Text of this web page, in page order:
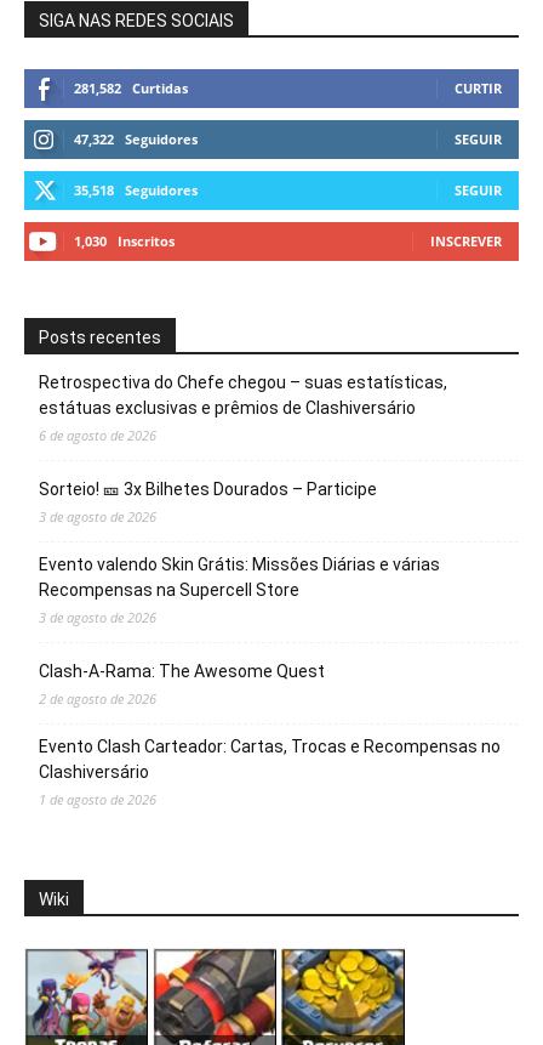
SIGA NAS REDES SOCIAIS
281,582 Curtidas CURTIR
47,322 Seguidores SEGUIR
35,518 Seguidores SEGUIR
1,030 Inscritos INSCREVER
Posts recentes
Retrospectiva do Chefe chegou – suas estatísticas,
estátuas exclusivas e prêmios de Clashiversário
6 de agosto de 2026
Sorteio! 🎫 3x Bilhetes Dourados – Participe
3 de agosto de 2026
Evento valendo Skin Grátis: Missões Diárias e várias
Recompensas na Supercell Store
3 de agosto de 2026
Clash-A-Rama: The Awesome Quest
2 de agosto de 2026
Evento Clash Carteador: Cartas, Trocas e Recompensas no
Clashiversário
1 de agosto de 2026
Wiki